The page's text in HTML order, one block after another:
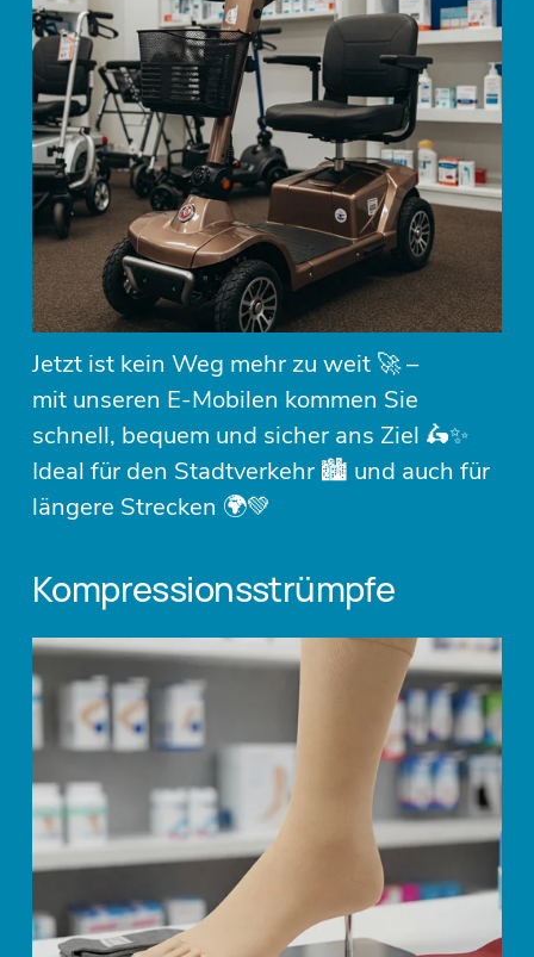
Jetzt ist kein Weg mehr zu weit 🚀 –
mit unseren E-Mobilen kommen Sie
schnell, bequem und sicher ans Ziel 🛵✨
Ideal für den Stadtverkehr 🏙️ und auch für
längere Strecken 🌍💚
Kompressionsstrümpfe